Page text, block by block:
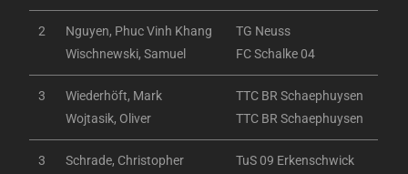
2
Nguyen, Phuc Vinh Khang
Wischnewski, Samuel
TG Neuss
FC Schalke 04
3
Wiederhöft, Mark
Wojtasik, Oliver
TTC BR Schaephuysen
TTC BR Schaephuysen
3
Schrade, Christopher
TuS 09 Erkenschwick